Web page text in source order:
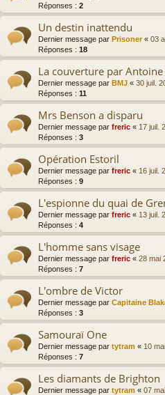
Réponses : 2
Un destin inattendu
Dernier message par Prisoner« 03
Réponses : 18
La couverture par
Dernier message par BMJ « 30 juil.
Réponses : 11
Mrs Benson a disparu
Dernier message par freric « 17 juil.
Réponses : 3
Opération Estoril
Dernier message par freric « 16 juil.
Réponses : 9
L'espionne du quai de
Dernier message par freric « 13 juil.
Réponses : 4
L'homme sans visage
Dernier message par freric « 28 mai
Réponses : 7
L'ombre de Victor
Dernier message par Capitaine
Réponses : 3
Samouraï One
Dernier message par tytram « 10
Réponses : 7
Les diamants de Brighton
Dernier message par tytram « 07